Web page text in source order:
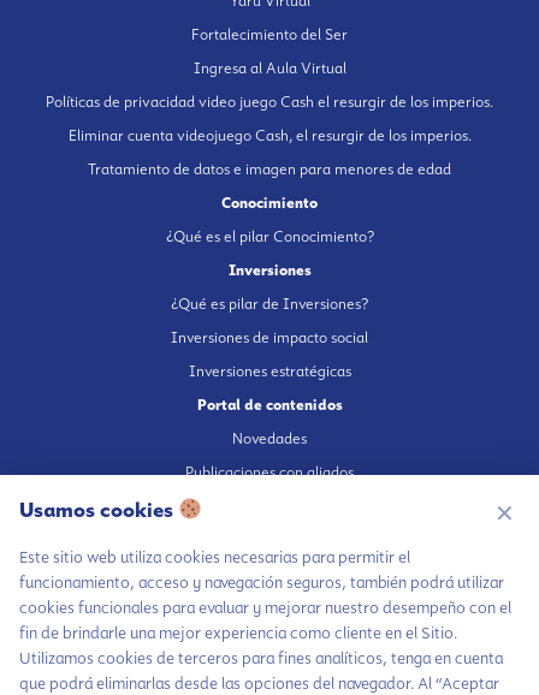
Fortalecimiento del Ser
Ingresa al Aula Virtual
Políticas de privacidad video juego Cash el resurgir de los imperios.
Eliminar cuenta videojuego Cash, el resurgir de los imperios.
Tratamiento de datos e imagen para menores de edad
Conocimiento
¿Qué es el pilar Conocimiento?
Inversiones
¿Qué es pilar de Inversiones?
Inversiones de impacto social
Inversiones estratégicas
Portal de contenidos
Novedades
Publicaciones con aliados
Fundación en medios
Escúchanos en Spotify
Usamos cookies ✕
Este sitio web utiliza cookies necesarias para permitir el
funcionamiento, acceso y navegación seguros, también podrá utilizar
cookies funcionales para evaluar y mejorar nuestro desempeño con el
fin de brindarle una mejor experiencia como cliente en el Sitio.
Utilizamos cookies de terceros para fines analíticos, tenga en cuenta
que podrá eliminarlas desde las opciones del navegador. Al “Aceptar